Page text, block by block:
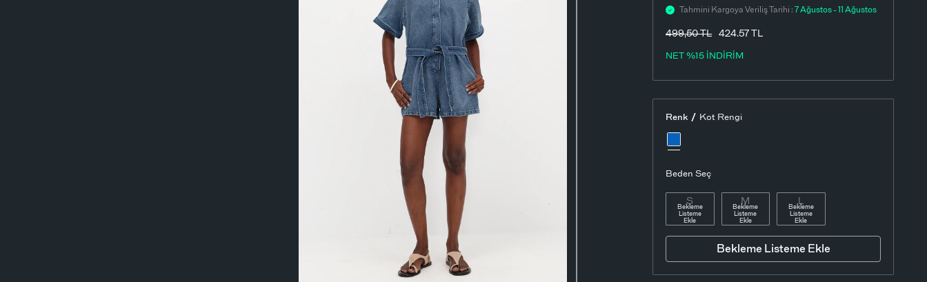
Tahmini Kargoya Veriliş Tarihi :7 Ağustos - 11 Ağustos
NET %15 İNDİRİM
499,50TL 424.57 TL
Renk / Kot Rengi
Beden Seç
S
Bekleme
Listeme
Ekle
M
Bekleme
Listeme
Ekle
L
Bekleme
Listeme
Ekle
Bekleme Listeme Ekle